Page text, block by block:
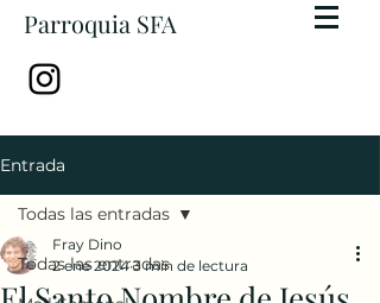
Parroquia SFA
Entrada
Todas las entradas
Todas las entradas
Fray Dino
2 ene 2024 3 min de lectura